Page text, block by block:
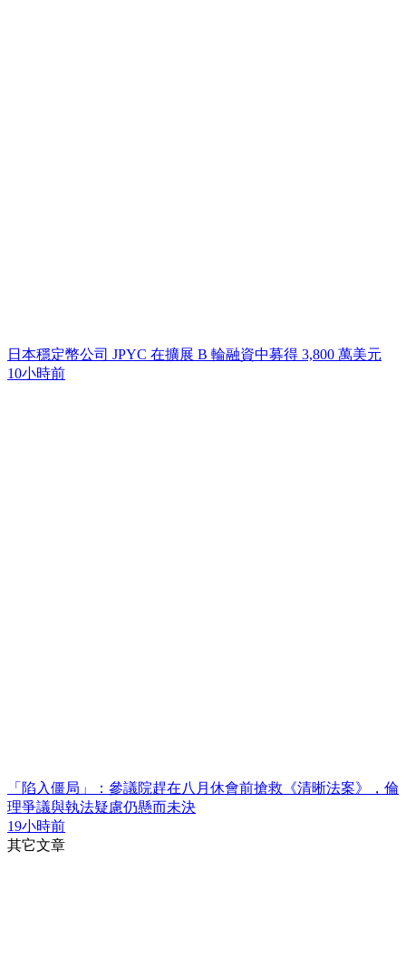
日本穩定幣公司 JPYC 在擴展 B 輪融資中募得 3,800 萬美元
10小時前
「陷入僵局」：參議院趕在八月休會前搶救《清晰法案》，倫
理爭議與執法疑慮仍懸而未決
19小時前
其它文章